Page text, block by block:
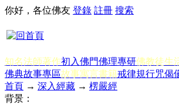
你好，各位佛友 登錄 註冊 搜索
知名法師著作初入佛門佛理專研佛教徒生
佛典故事專區故事寓言書籍戒律規行咒偈
首頁 → 深入經藏 → 楞嚴經
背景：